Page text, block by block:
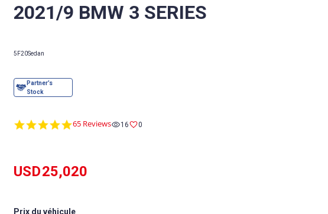
2021/9 BMW 3 SERIES
5F20Sedan
4.9
65 Reviews 16 0
USD25,020
Prix ​​du véhicule